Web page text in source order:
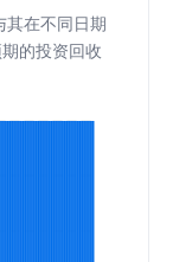
其在不同日期
的投资回收